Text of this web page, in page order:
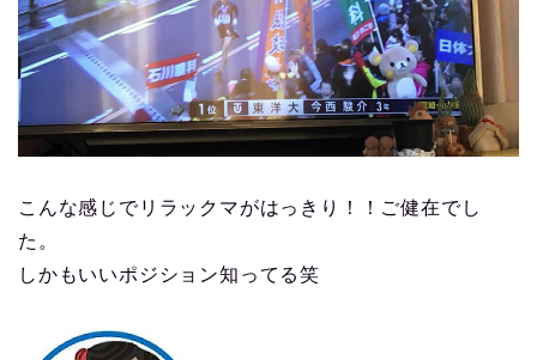
こんな感じでリラックマがはっきり！！ご健在でし
た。
しかもいいポジション知ってる笑